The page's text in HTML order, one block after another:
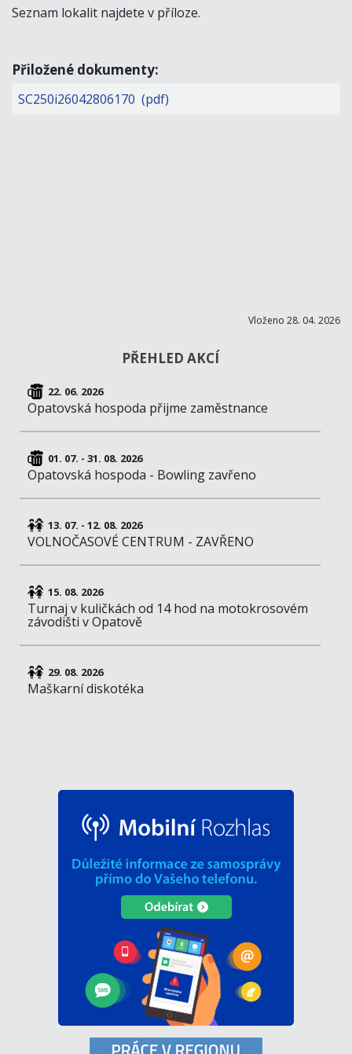
Seznam lokalit najdete v příloze.
Přiložené dokumenty:
SC250i26042806170 (pdf)
Vloženo 28. 04. 2026
PŘEHLED AKCÍ
22. 06. 2026
Opatovská hospoda přijme zaměstnance
01. 07. - 31. 08. 2026
Opatovská hospoda - Bowling zavřeno
13. 07. - 12. 08. 2026
VOLNOČASOVÉ CENTRUM - ZAVŘENO
15. 08. 2026
Turnaj v kuličkách od 14 hod na motokrosovém
závodišti v Opatově
29. 08. 2026
Maškarní diskotéka